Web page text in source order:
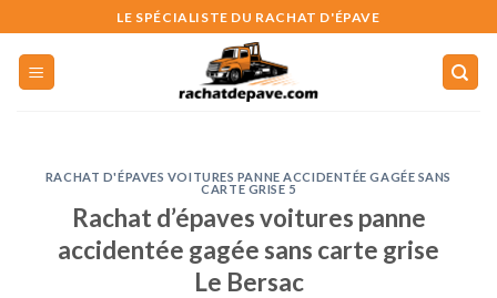
to
content
LE SPÉCIALISTE DU RACHAT D'ÉPAVE
RACHAT D'ÉPAVES VOITURES PANNE ACCIDENTÉE GAGÉE SANS
CARTE GRISE 5
Rachat d’épaves voitures panne
accidentée gagée sans carte grise
Le Bersac